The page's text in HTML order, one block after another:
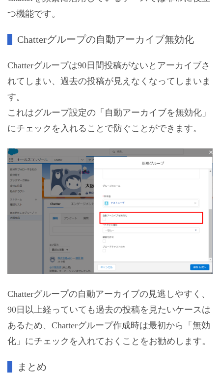
つ機能です。
Chatterグループの自動アーカイブ無効化
Chatterグループは90日間投稿がないとアーカイブさ
れてしまい、過去の投稿が見えなくなってしまいま
す。
これはグループ設定の「自動アーカイブを無効化」
にチェックを入れることで防ぐことができます。
Chatterグループの自動アーカイブの見逃しやすく、
90日以上経っていても過去の投稿を見たいケースは
あるため、Chatterグループ作成時は最初から「無効
化」にチェックを入れておくことをお勧めします。
まとめ